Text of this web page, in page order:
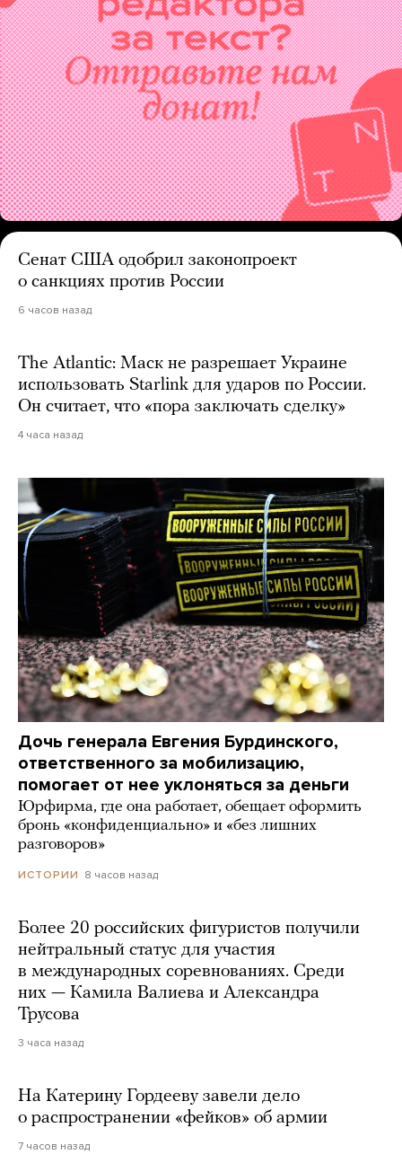
Сенат США одобрил законопроект
о санкциях против России
6 часов назад
The Atlantic: Маск не разрешает Украине
использовать Starlink для ударов по России.
Он считает, что «пора заключать сделку»
4 часа назад
Дочь генерала Евгения Бурдинского,
ответственного за мобилизацию,
помогает от нее уклоняться за деньги
Юрфирма, где она работает, обещает оформить
бронь «конфиденциально» и «без лишних
разговоров»
ИСТОРИИ 8 часов назад
Более 20 российских фигуристов получили
нейтральный статус для участия
в международных соревнованиях. Среди
них — Камила Валиева и Александра
Трусова
3 часа назад
На Катерину Гордееву завели дело
о распространении «фейков» об армии
7 часов назад